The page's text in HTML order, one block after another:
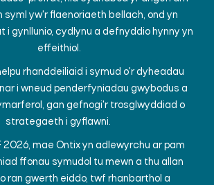
syml yw'r flaenoriaeth bellach, ond yn
i gynllunio, cydlynu a defnyddio hynny yn
effeithiol.
rhanddeiliaid i symud o'r dyheadau
i wneud penderfyniadau gwybodus a
gan gefnogi'r trosglwyddiad o
strategaeth i gyflawni.
2026, mae Ontix yn adlewyrchu ar pam
ffonau symudol tu mewn a thu allan
ran gwerth eiddo, twf rhanbarthol a